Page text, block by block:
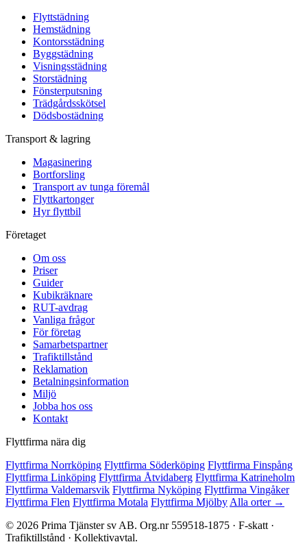
Flyttstädning
Hemstädning
Kontorsstädning
Byggstädning
Visningsstädning
Storstädning
Fönsterputsning
Trädgårdsskötsel
Dödsbostädning
Transport & lagring
Magasinering
Bortforsling
Transport av tunga föremål
Flyttkartonger
Hyr flyttbil
Företaget
Om oss
Priser
Guider
Kubikräknare
RUT-avdrag
Vanliga frågor
För företag
Samarbetspartner
Trafiktillstånd
Reklamation
Betalningsinformation
Miljö
Jobba hos oss
Kontakt
Flyttfirma nära dig
Flyttfirma Norrköping Flyttfirma Söderköping Flyttfirma Finspång
Flyttfirma Linköping Flyttfirma Åtvidaberg Flyttfirma Katrineholm
Flyttfirma Valdemarsvik Flyttfirma Nyköping Flyttfirma Vingåker
Flyttfirma Flen Flyttfirma Motala Flyttfirma Mjölby Alla orter →
© 2026 Prima Tjänster sv AB. Org.nr 559518-1875 · F-skatt ·
Trafiktillstånd · Kollektivavtal.